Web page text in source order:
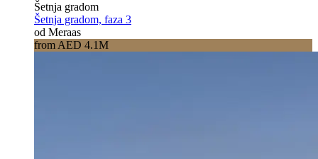
Šetnja gradom
Šetnja gradom, faza 3
od Meraas
from AED 4.1M